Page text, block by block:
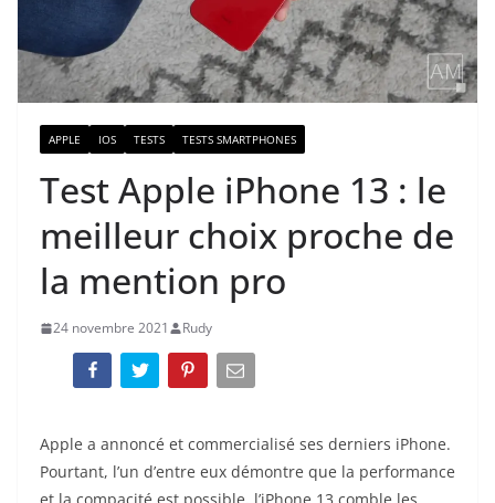
APPLE IOS TESTS TESTS SMARTPHONES
Test Apple iPhone 13 : le
meilleur choix proche de
la mention pro
24 novembre 2021 Rudy
Apple a annoncé et commercialisé ses derniers iPhone.
Pourtant, l’un d’entre eux démontre que la performance
et la compacité est possible. l’iPhone 13 comble les